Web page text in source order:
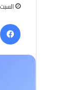
السبت :